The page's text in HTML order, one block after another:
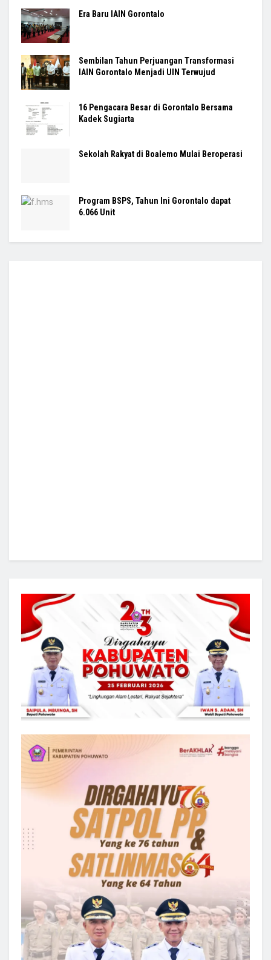
Era Baru IAIN Gorontalo
Sembilan Tahun Perjuangan Transformasi
IAIN Gorontalo Menjadi UIN Terwujud
16 Pengacara Besar di Gorontalo Bersama
Kadek Sugiarta
Sekolah Rakyat di Boalemo Mulai Beroperasi
Program BSPS, Tahun Ini Gorontalo dapat
6.066 Unit